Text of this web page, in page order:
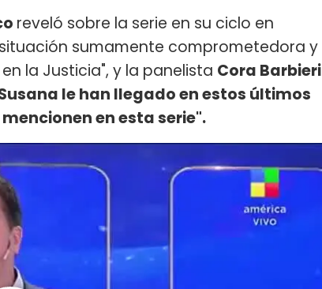
reveló sobre la serie en su ciclo en
sumamente comprometedora y
la Justicia", y la panelista Cora Barbieri
le han llegado en estos últimos
en esta serie".